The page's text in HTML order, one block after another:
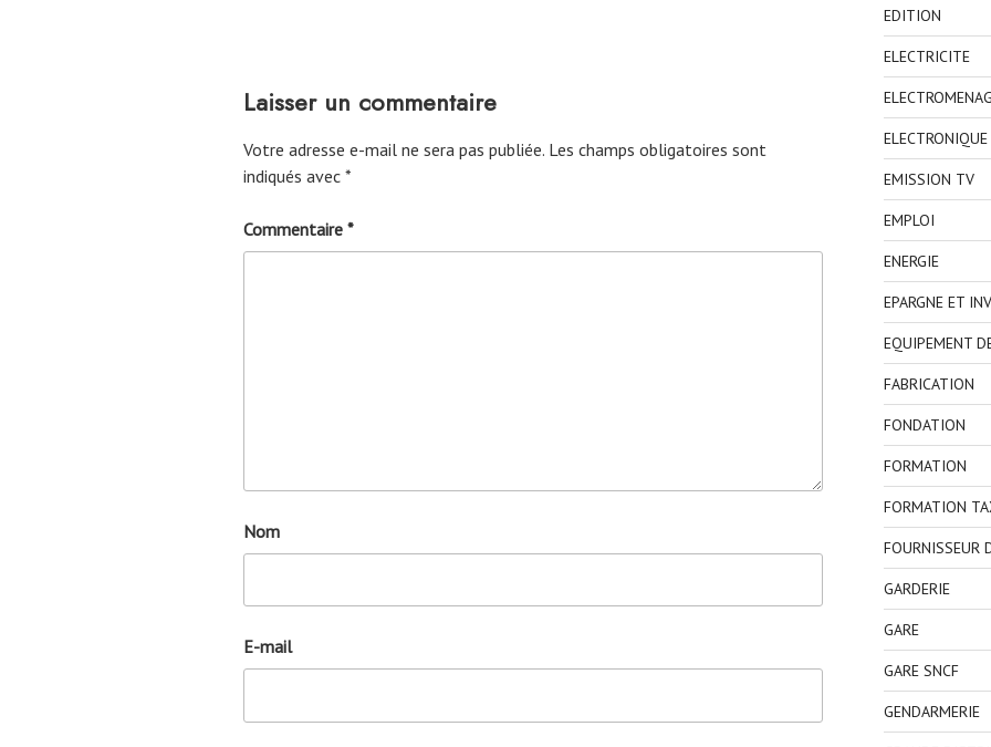
Laisser un commentaire
Votre adresse e-mail ne sera pas publiée. Les champs obligatoires sont
indiqués avec *
Commentaire *
Nom
E-mail
EDITION
ELECTRICITE
EMISSION TV
EMPLOI
ENERGIE
EPARGNE ET
EQUIPEMENT
FABRICATION
FONDATION
FORMATION
FORMATION
FOURNISSEUR
GARDERIE
GARE
GARE SNCF
GENDARMERIE